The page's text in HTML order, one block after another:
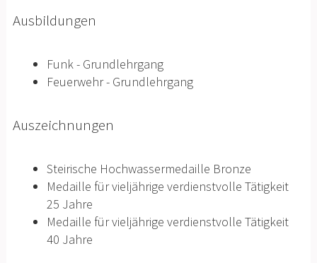
Ausbildungen
Funk - Grundlehrgang
Feuerwehr - Grundlehrgang
Auszeichnungen
Steirische Hochwassermedaille Bronze
Medaille für vieljährige verdienstvolle Tätigkeit
25 Jahre
Medaille für vieljährige verdienstvolle Tätigkeit
40 Jahre